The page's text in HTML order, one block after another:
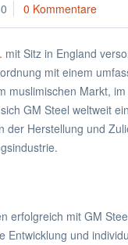
0 Kommentare
mit Sitz in England
mit einem
muslimischen Markt,
GM Steel weltweit
der Herstellung und
erfolgreich mit GM
Entwicklung und